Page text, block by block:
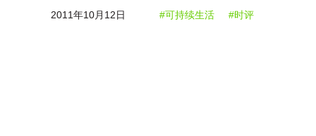
2011年10月12日 #可持续生活 #时评